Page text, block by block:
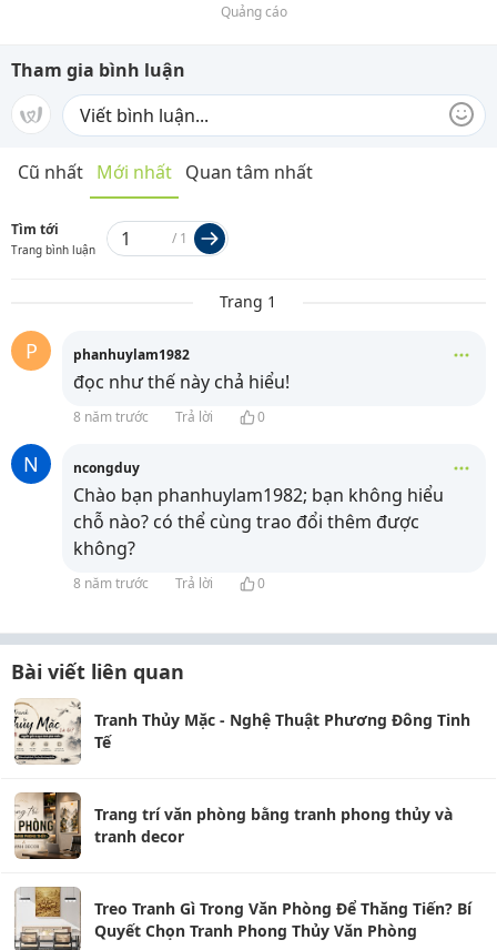
Quảng cáo
Tham gia bình luận
Cũ nhất Mới nhất Quan tâm nhất
Tìm tới
Trang bình luận
/ 1
Trang 1
P phanhuylam1982
đọc như thế này chả hiểu!
8 năm trước Trả lời 0
N ncongduy
Chào bạn phanhuylam1982; bạn không hiểu
chỗ nào? có thể cùng trao đổi thêm được
không?
8 năm trước Trả lời 0
Bài viết liên quan
Tranh Thủy Mặc - Nghệ Thuật Phương Đông Tinh
Tế
Trang trí văn phòng bằng tranh phong thủy và
tranh decor
Treo Tranh Gì Trong Văn Phòng Để Thăng Tiến? Bí
Quyết Chọn Tranh Phong Thủy Văn Phòng